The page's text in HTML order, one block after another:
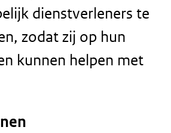
dienstverleners te
zodat zij op hun
kunnen helpen met